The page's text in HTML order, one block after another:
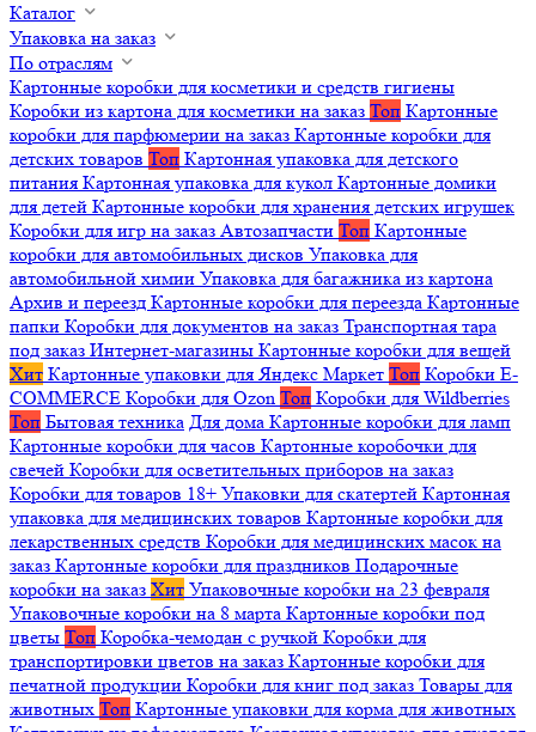
Каталог
Упаковка на заказ
По отраслям
Картонные коробки для косметики и средств гигиены
Коробки из картона для косметики на заказ Топ Картонные
коробки для парфюмерии на заказ Картонные коробки для
детских товаров Топ Картонная упаковка для детского
питания Картонная упаковка для кукол Картонные домики
для детей Картонные коробки для хранения детских игрушек
Коробки для игр на заказ Автозапчасти Топ Картонные
коробки для автомобильных дисков Упаковка для
автомобильной химии Упаковка для багажника из картона
Архив и переезд Картонные коробки для переезда Картонные
папки Коробки для документов на заказ Транспортная тара
под заказ Интернет-магазины Картонные коробки для вещей
Хит Картонные упаковки для Яндекс Маркет Топ Коробки E-
COMMERCE Коробки для Ozon Топ Коробки для Wildberries
Топ Бытовая техника Для дома Картонные коробки для ламп
Картонные коробки для часов Картонные коробочки для
свечей Коробки для осветительных приборов на заказ
Коробки для товаров 18+ Упаковки для скатертей Картонная
упаковка для медицинских товаров Картонные коробки для
лекарственных средств Коробки для медицинских масок на
заказ Картонные коробки для праздников Подарочные
коробки на заказ Хит Упаковочные коробки на 23 февраля
Упаковочные коробки на 8 марта Картонные коробки под
цветы Топ Коробка-чемодан с ручкой Коробки для
транспортировки цветов на заказ Картонные коробки для
печатной продукции Коробки для книг под заказ Товары для
животных Топ Картонные упаковки для корма для животных